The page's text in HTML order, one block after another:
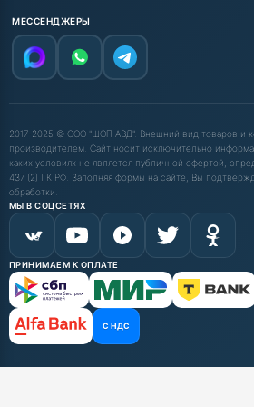
МЕССЕНДЖЕРЫ
2017-2025 © ООО "ШОП АВД". Внешний вид товаров и
производителем. Сайт носит исключительно
каких условиях не является публичной офертой,
437 (2) ГК РФ. Заполняя формы на сайте, Вы
обработки.
МЫ В СОЦСЕТЯХ
ПРИНИМАЕМ К ОПЛАТЕ
С НДС